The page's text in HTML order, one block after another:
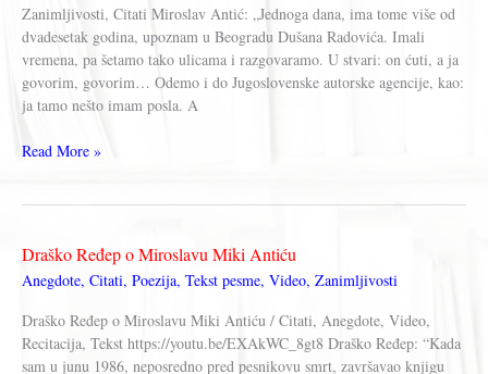
Zanimljivosti, Citati Miroslav Antić: „Jednoga dana, ima tome više od
dvadesetak godina, upoznam u Beogradu Dušana Radovića. Imali
vremena, pa šetamo tako ulicama i razgovaramo. U stvari: on ćuti, a ja
govorim, govorim… Odemo i do Jugoslovenske autorske agencije, kao:
ja tamo nešto imam posla. A
Miroslav
Duško
Radović
Read More »
Draško Ređep o Miroslavu Miki Antiću
Anegdote, Citati, Poezija, Tekst pesme, Video, Zanimljivosti
Draško Ređep o Miroslavu Miki Antiću / Citati, Anegdote, Video,
Recitacija, Tekst https://youtu.be/EXAkWC_8gt8 Draško Ređep: “Kada
sam u junu 1986, neposredno pred pesnikovu smrt, završavao knjigu